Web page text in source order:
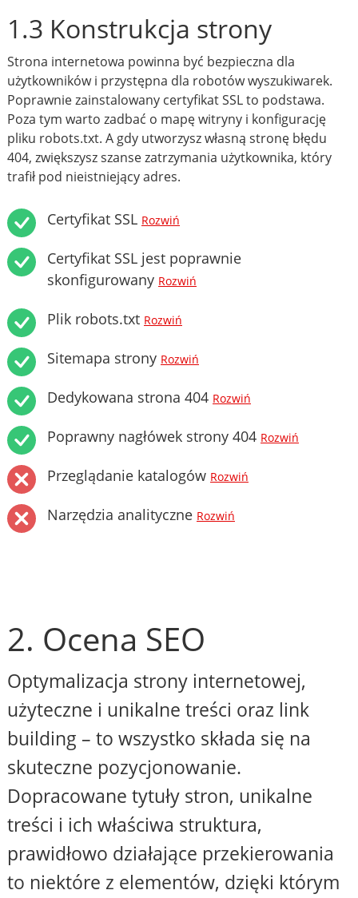
1.3 Konstrukcja strony
Strona internetowa powinna być bezpieczna dla
użytkowników i przystępna dla robotów wyszukiwarek.
Poprawnie zainstalowany certyfikat SSL to podstawa.
Poza tym warto zadbać o mapę witryny i konfigurację
pliku robots.txt. A gdy utworzysz własną stronę błędu
404, zwiększysz szanse zatrzymania użytkownika, który
trafił pod nieistniejący adres.
Certyfikat SSL Rozwiń
Certyfikat SSL jest poprawnie
skonfigurowany Rozwiń
Plik robots.txt Rozwiń
Sitemapa strony Rozwiń
Dedykowana strona 404 Rozwiń
Poprawny nagłówek strony 404 Rozwiń
Przeglądanie katalogów Rozwiń
Narzędzia analityczne Rozwiń
2. Ocena SEO
Optymalizacja strony internetowej,
użyteczne i unikalne treści oraz link
building – to wszystko składa się na
skuteczne pozycjonowanie.
Dopracowane tytuły stron, unikalne
treści i ich właściwa struktura,
prawidłowo działające przekierowania
to niektóre z elementów, dzięki którym